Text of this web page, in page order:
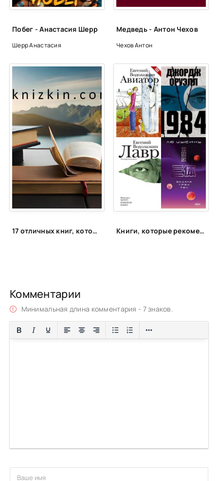
Побег - Анастасия Шерр
Шерр Анастасия
Медведь - Антон Чехов
Чехов Антон
17 отличных книг, которые вы могли пропустить. Что почитать интересного Книги, которые рекомендует космонавт Константин Борисов (Спич)
Комментарии
Минимальная длина комментария - 7 знаков.